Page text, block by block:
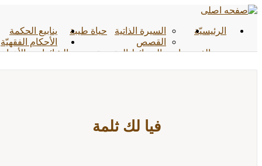
الرئیسیّة حياة طيبة
السيرة الذاتية
القصص
ينابيع الحكمة
الأحکام الفقهیّة
الوسائط المتعددة
الفیدیوهات الأخبار
الشائعات
فيا لك ثلمة